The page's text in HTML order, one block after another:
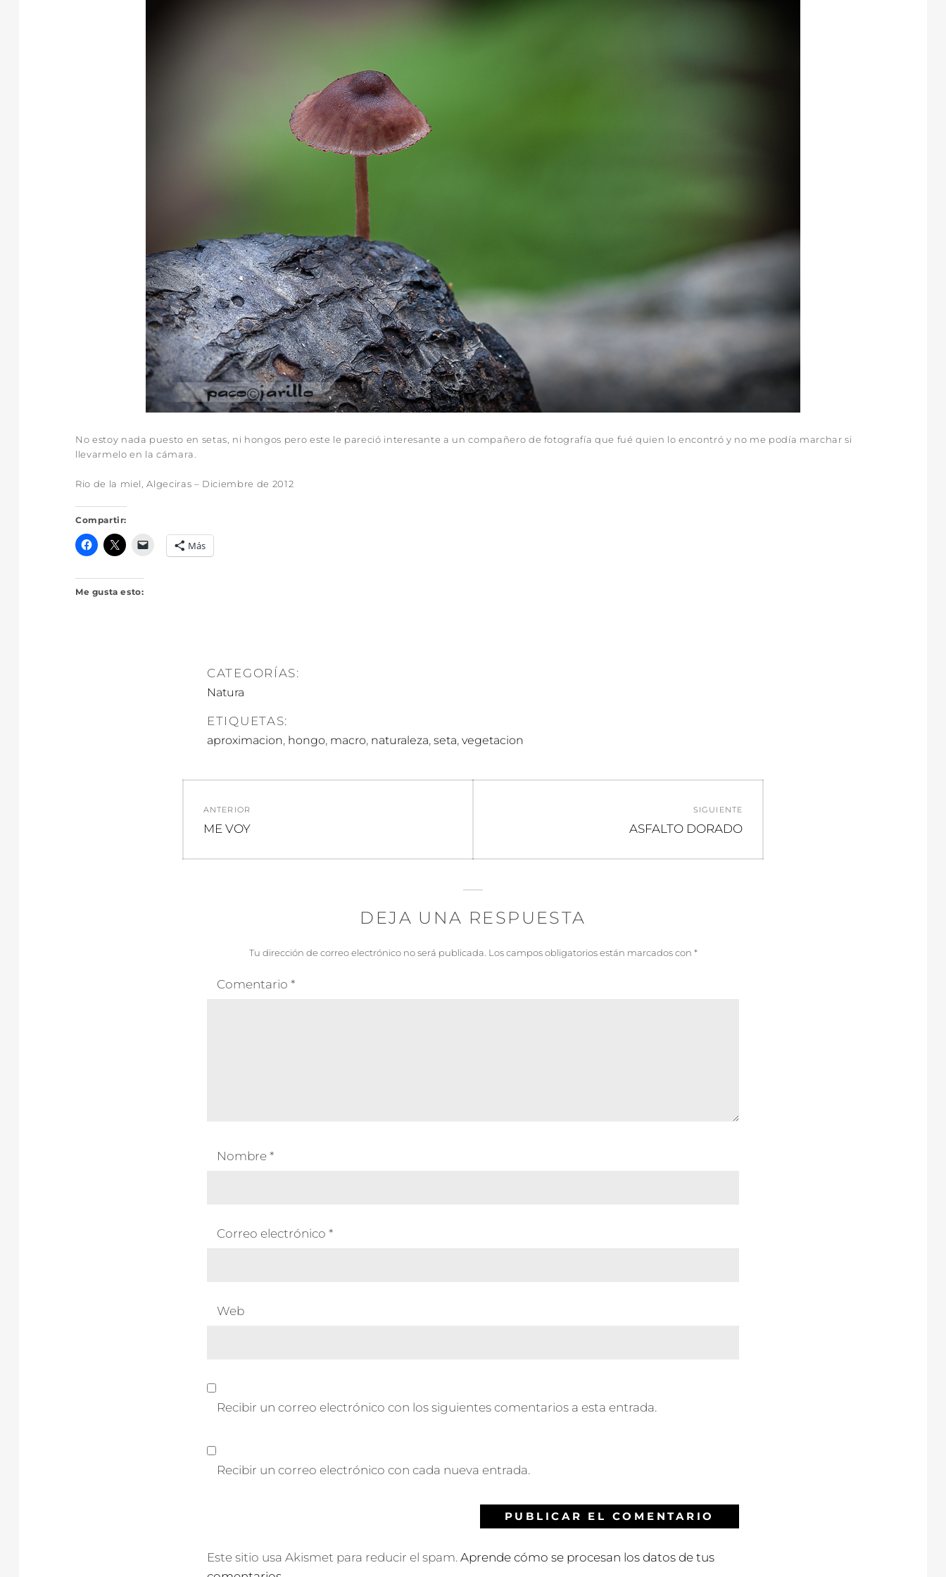
No estoy nada puesto en setas, ni hongos pero este le pareció interesante a un compañero de fotografía que fué quien lo encontró y no me podía marchar si
llevarmelo en la cámara.
Rio de la miel, Algeciras – Diciembre de 2012
Compartir:
Más
Me gusta esto:
CATEGORÍAS:
Natura
ETIQUETAS:
aproximacion, hongo, macro, naturaleza, seta, vegetacion
de
entradas
ANTERIOR
Entrada
ME VOY
SIGUIENTE
Entrada
ASFALTO DORADO
DEJA UNA RESPUESTA
Tu dirección de correo electrónico no será publicada. Los campos obligatorios están marcados con *
Comentario *
Nombre *
Correo electrónico *
Web
Recibir un correo electrónico con los siguientes comentarios a esta entrada.
Recibir un correo electrónico con cada nueva entrada.
Este sitio usa Akismet para reducir el spam. Aprende cómo se procesan los datos de tus